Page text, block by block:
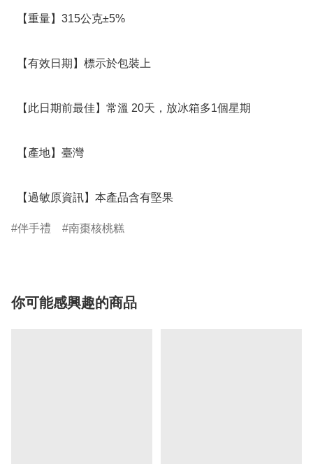
  【過敏原資訊】本產品含有堅果
伴手禮 南棗核桃糕
你可能感興趣的商品